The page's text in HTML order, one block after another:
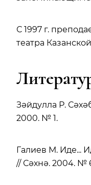
С 1997 г.
театра
Зәйдулла Р.
2000. № 1.
Галиев М. Иде...
// Сәхнә. 2004. №